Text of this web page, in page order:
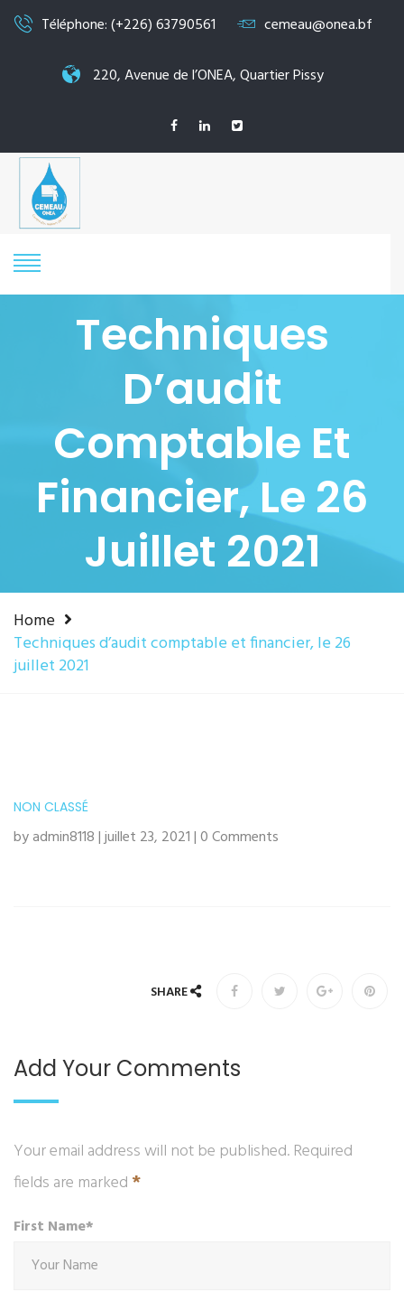
Téléphone: (+226) 63790561 cemeau@onea.bf
220, Avenue de l’ONEA, Quartier Pissy
Techniques
D’audit
Comptable Et
Financier, Le 26
Juillet 2021
Home
Techniques d’audit comptable et financier, le 26
juillet 2021
NON CLASSÉ
by admin8118 | juillet 23, 2021 | 0 Comments
SHARE
Add Your Comments
Your email address will not be published. Required
fields are marked *
First Name*